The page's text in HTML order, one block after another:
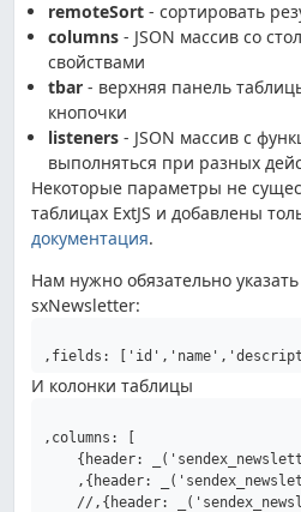
remoteSort- сортировать
columns- JSON массив со
свойствами
tbar- верхняя панель
кнопочки
listeners- JSON массив с
выполняться при разных
Некоторые параметры не
таблицах ExtJS и добавлены
документация.
Нам нужно обязательно
sxNewsletter:
,fields:
И колонки таблицы
,columns: [
{header:
,{header:
//,{header: